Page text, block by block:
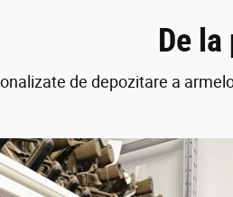
De
de depozitare a